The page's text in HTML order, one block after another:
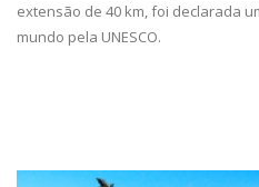
extensão de 40 km, foi declarada
mundo pela UNESCO.